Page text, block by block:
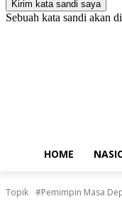
Sebuah kata sandi akan
HOME
Topik #Pemimpin Masa